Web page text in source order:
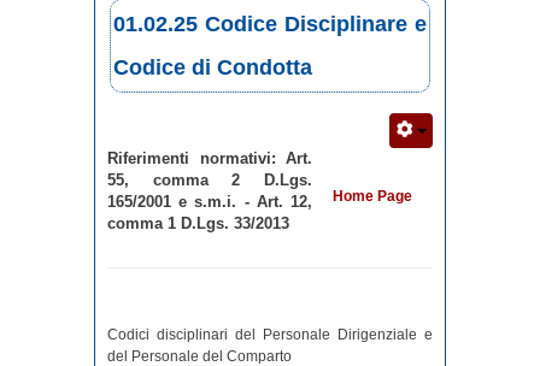
01.02.25 Codice Disciplinare e
Codice di Condotta
Riferimenti normativi: Art.
55, comma 2 D.Lgs.
165/2001 e s.m.i. - Art. 12,
comma 1 D.Lgs. 33/2013
Home Page
Codici disciplinari del Personale Dirigenziale e
del Personale del Comparto